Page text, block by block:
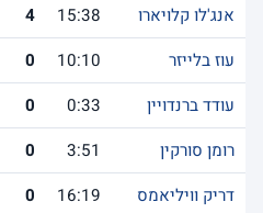
אנג'לו קלויארו
15:38
4
עוז בלייזר
10:10
0
עודד ברנדויין
0:33
0
רומן סורקין
3:51
0
דריק וויליאמס
16:19
0